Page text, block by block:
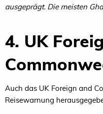
ausgeprägt. Die meisten
4. UK
Auch das UK Foreign and
Reisewarnung